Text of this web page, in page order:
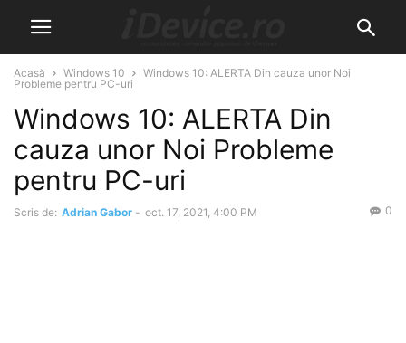
Acasă Windows 10
Windows 10: ALERTA Din cauza unor Noi
Probleme pentru PC-uri
Windows 10: ALERTA Din
cauza unor Noi Probleme
pentru PC-uri
Scris de: Adrian Gabor - oct. 17, 2021, 4:00 PM 0